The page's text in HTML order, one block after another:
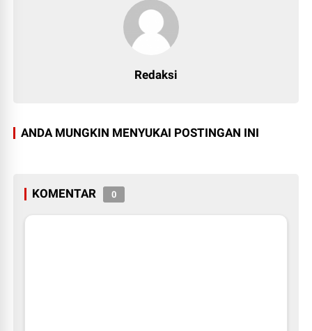
Redaksi
ANDA MUNGKIN MENYUKAI POSTINGAN INI
KOMENTAR 0